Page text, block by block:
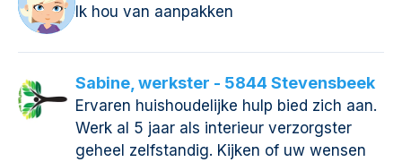
Ik hou van aanpakken
Sabine, werkster - 5844 Stevensbeek
Ervaren huishoudelijke hulp bied zich aan.
Werk al 5 jaar als interieur verzorgster
geheel zelfstandig. Kijken of uw wensen